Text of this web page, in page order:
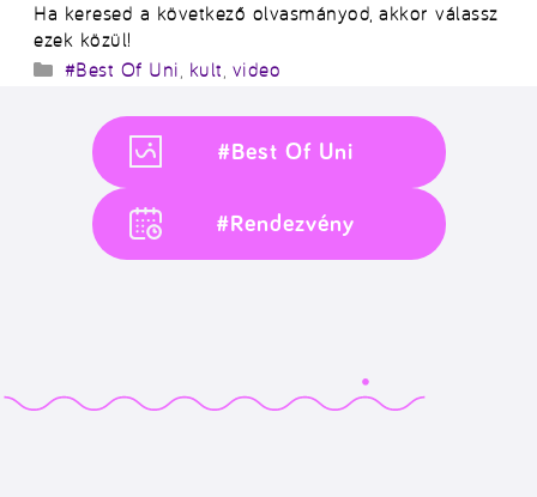
Ha keresed a következő olvasmányod, akkor válassz
ezek közül!
Kategória
#Best Of Uni, kult, video
#Best Of Uni
#Rendezvény